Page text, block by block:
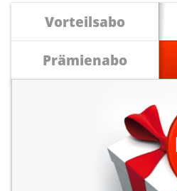
Vorteilsabo
Prämienabo